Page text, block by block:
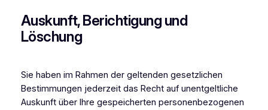
Auskunft, Berichtigung und
Löschung
Sie haben im Rahmen der geltenden gesetzlichen
Bestimmungen jederzeit das Recht auf unentgeltliche
Auskunft über Ihre gespeicherten personenbezogenen